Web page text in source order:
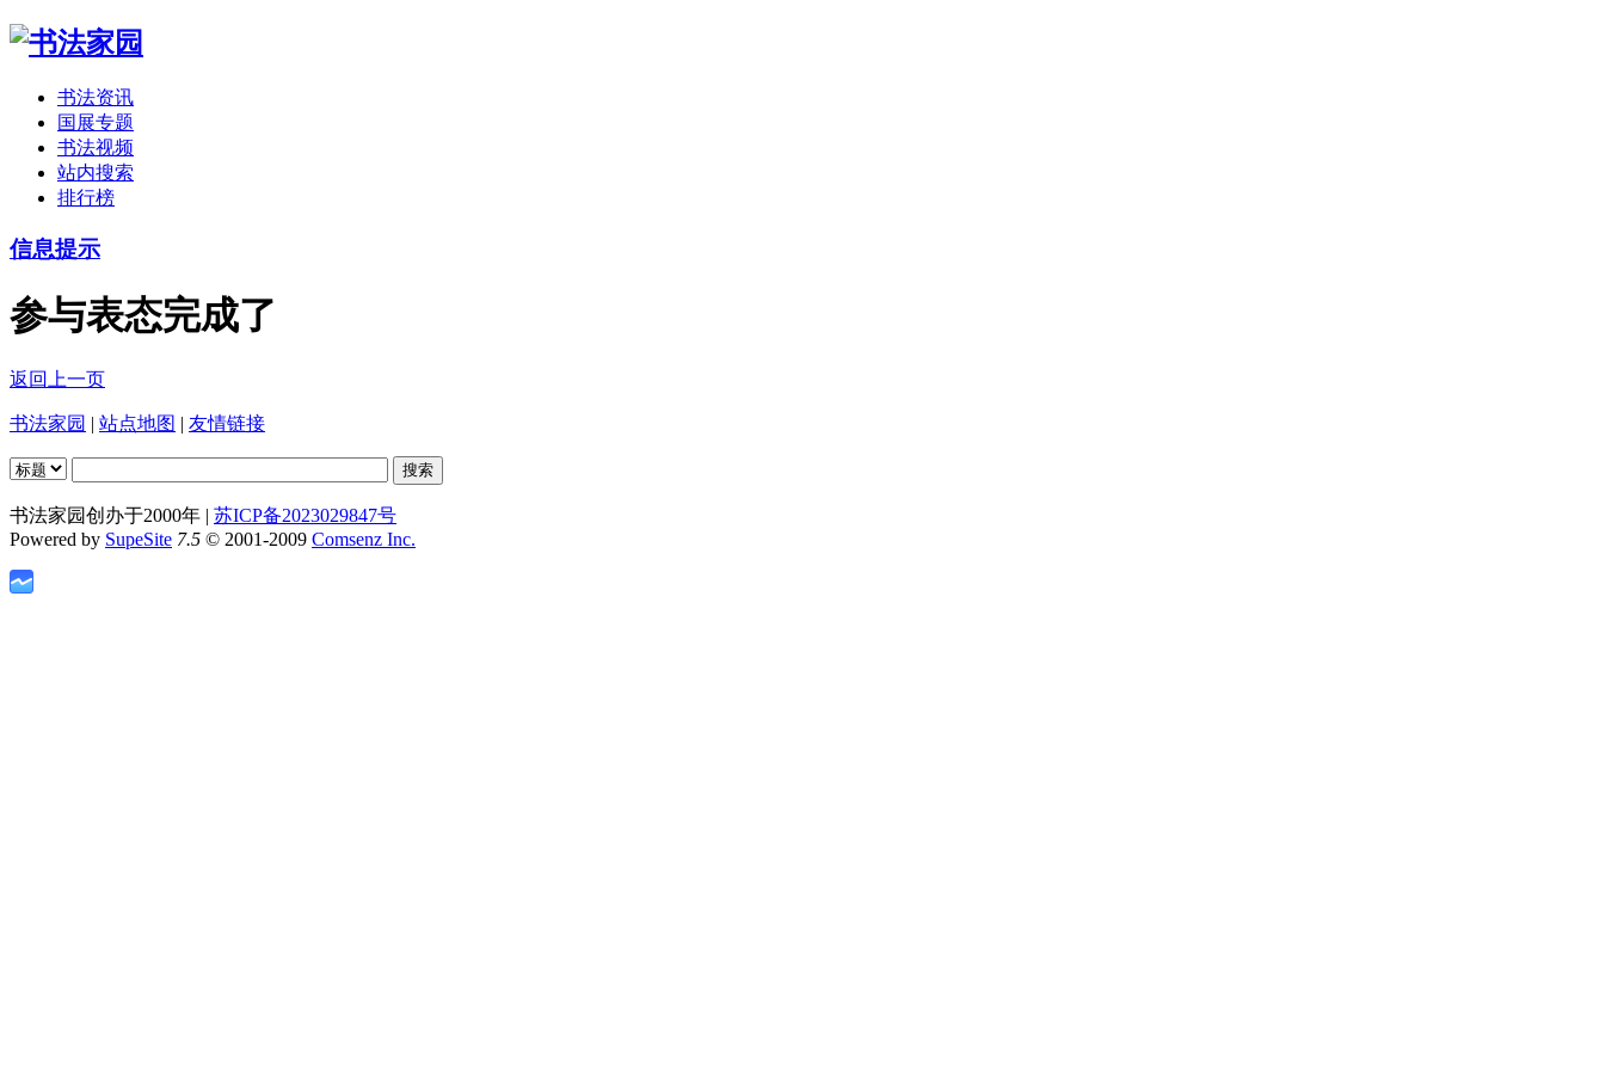
书法资讯
国展专题
书法视频
站内搜索
排行榜
信息提示
参与表态完成了
返回上一页
书法家园 | 站点地图 | 友情链接
书法家园创办于2000年 | 苏ICP备2023029847号
Powered by SupeSite 7.5 © 2001-2009 Comsenz Inc.